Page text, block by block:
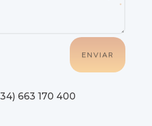
ENVIAR
663 170 400